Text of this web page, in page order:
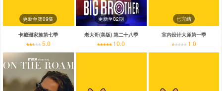
更新至第09集
卡戴珊家族第七季
5.0
更新至02期
老大哥(美版) 第二十八季
10.0
已完结
室内设计大师第一季
1.0